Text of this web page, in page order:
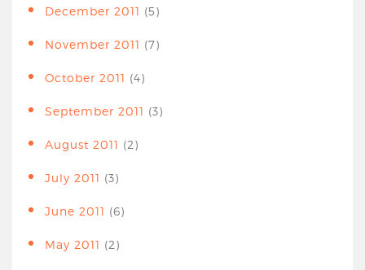
December 2011 (5)
November 2011 (7)
October 2011 (4)
September 2011 (3)
August 2011 (2)
July 2011 (3)
June 2011 (6)
May 2011 (2)